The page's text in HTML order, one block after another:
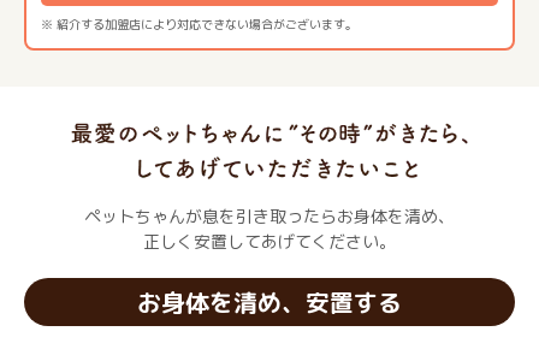
※ 紹介する加盟店により対応できない場合がございます。
ペットちゃんが息を引き取ったらお身体を清め、
正しく安置してあげてください。
お身体を清め、安置する